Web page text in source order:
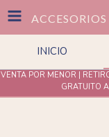
INICIO
VENTA POR MENOR |
GRATUITO